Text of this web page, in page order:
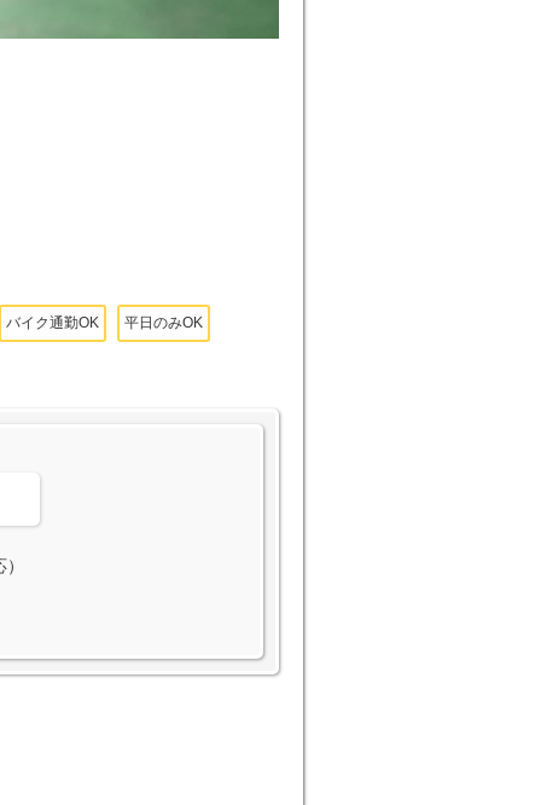
バイク通勤OK 平日のみOK